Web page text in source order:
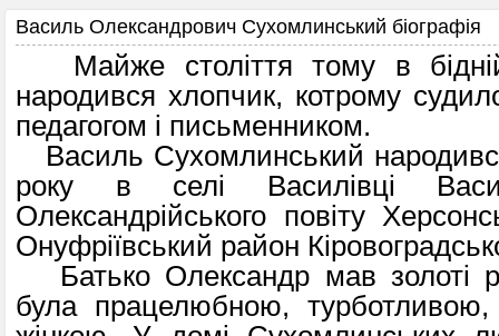
Василь Олександрович Сухомлинський біографія
Майже століття тому в бідній
народився хлопчик, котрому
педагогом і письменником.
Василь Сухомлинський
року в селі Василівці
Олександрійського повіту
Онуфріївський район
Батько Олександр мав золоті
була працелюбною, турботливою,